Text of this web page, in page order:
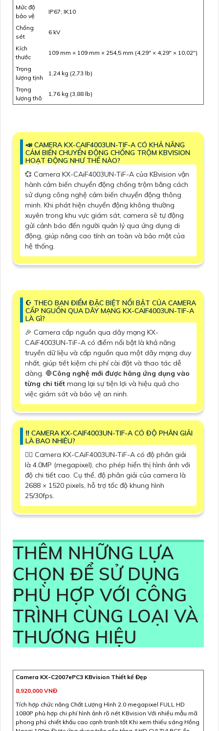
Mức độ
bảo vệ
IP67; IK10
Chống
sét
6 kV
Kích
thước
109 mm × 109 mm × 254,5 mm (4,29" × 4,29" × 10,02")
Trọng
lượng tịnh
1,24 kg (2,73 lb)
Trọng
lượng thô
1,76 kg (3,88 lb)
📣 CAMERA KX-CAIF4003UN-TIF-A CÓ KHẢ NĂNG
CẢM BIẾN CHUYỂN ĐỘNG CHỐNG TRỘM KBVISION
HOẠT ĐỘNG NHƯ THẾ NÀO?
💞 Camera KX-CAiF4003UN-TiF-A của KBvision vận
hành cảm biến chuyển động chống trộm bằng cách
sử dụng công nghệ cảm biến chuyển động thông
minh. Khi phát hiện chuyển động không thường
xuyên trong khu vực giám sát, camera sẽ tự động
gửi cảnh báo đến người quản lý qua ứng dụng di
động, giúp nâng cao tính an toàn và bảo mật của
hệ thống.
☪ THEO BẠN ĐIỂM ĐẶC BIỆT NỔI BẬT CỦA CAMERA
CẤP NGUỒN QUA DÂY MẠNG KX-CAIF4003UN-TIF-A
LÀ GÌ?
️🎉 Camera cấp nguồn qua dây mạng KX-
CAiF4003UN-TiF-A có điểm nổi bật là khả năng
truyền dữ liệu và cấp nguồn qua một dây mạng duy
nhất, giúp tiết kiệm chi phí cài đặt và thao tác dễ
dàng. 🛑Công nghệ mới được hãng ứng dụng vào
từng chi tiết mang lại sự tiện lợi và hiệu quả cho
việc giám sát và bảo vệ an ninh.
‼️ CAMERA KX-CAIF4003UN-TIF-A CÓ ĐỘ PHÂN GIẢI
LÀ BAO NHIÊU?
❤️‍💋‍ Camera KX-CAiF4003UN-TiF-A có độ phân giải
là 4.0MP (megapixel), cho phép hiển thị hình ảnh với
độ chi tiết cao. Cụ thể, độ phân giải của camera là
2688 × 1520 pixels, hỗ trợ tốc độ khung hình
25/30fps.
THÊM NHỮNG LỰA
CHỌN ĐỂ SỬ DỤNG
PHÙ HỢP VỚI CÔNG
TRÌNH CÙNG LOẠI VÀ
THƯƠNG HIỆU
Camera KX-C2007ePC3 KBvision Thiết kế Đẹp
8,920,000 VNĐ
Tích hợp chức năng Chất Lượng Hình 2.0 megapixel FULL HD
1080P phù hợp chi phí hình ảnh rõ nét KBvision Với nhiều mẫu mã
phong phú chiết khấu cao cạnh tranh tốt Khi xem thiếu sáng Hồng